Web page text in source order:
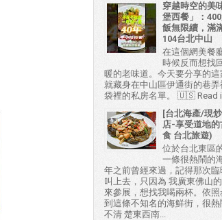
穿越時空的美
堡西餐」：
飯無限續，滿
104台北中山
在這個網美餐
時候反而想找
暖的老味道。今天要分享的這
就藏身在中山區伊通街的巷
袋裡的私房名單。 🇺🇸 Read in
[台北海產/現
店-享受道地
食 台北旅遊)
位於台北東區
一條很熱鬧的
年之前曾經來過，記得那次
叫上去，只因為 我廣東佛山
來參展，想找我喝兩杯。依
到這條不知名的海鮮街，很
不清 楚東西南...